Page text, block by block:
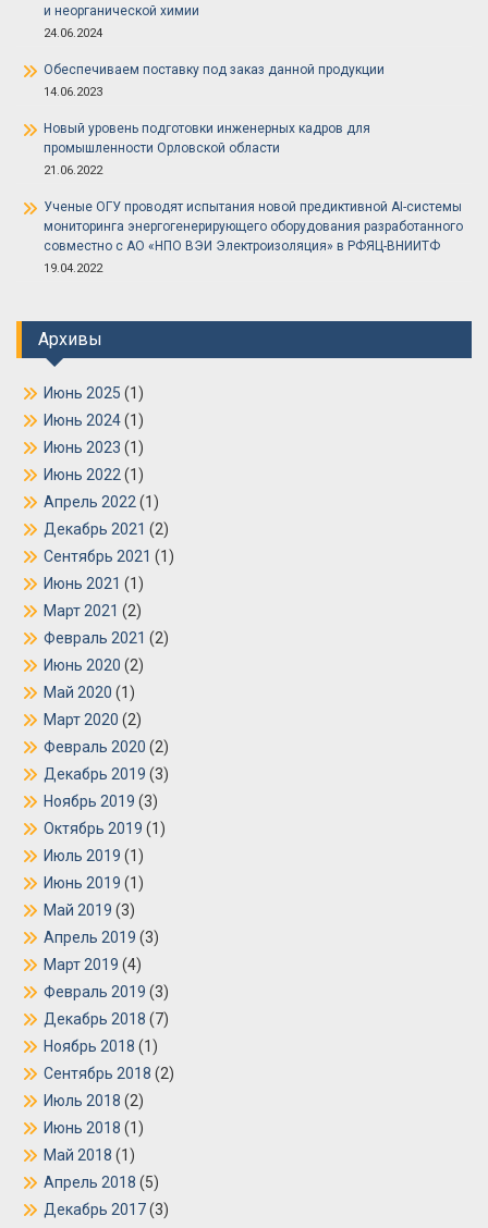
и неорганической химии
24.06.2024
Обеспечиваем поставку под заказ данной продукции
14.06.2023
Новый уровень подготовки инженерных кадров для
промышленности Орловской области
21.06.2022
Ученые ОГУ проводят испытания новой предиктивной AI-системы
мониторинга энергогенерирующего оборудования разработанного
совместно с АО «НПО ВЭИ Электроизоляция» в РФЯЦ-ВНИИТФ
19.04.2022
Архивы
Июнь 2025 (1)
Июнь 2024(1)
Июнь 2023 (1)
Июнь 2022 (1)
Апрель 2022 (1)
Декабрь 2021 (2)
Сентябрь 2021 (1)
Июнь 2021 (1)
Март 2021 (2)
Февраль 2021 (2)
Июнь 2020 (2)
Май 2020 (1)
Март 2020 (2)
Февраль 2020 (2)
Декабрь 2019 (3)
Ноябрь 2019 (3)
Октябрь 2019 (1)
Июль 2019 (1)
Июнь 2019 (1)
Май 2019 (3)
Апрель 2019 (3)
Март 2019 (4)
Февраль 2019 (3)
Декабрь 2018 (7)
Ноябрь 2018 (1)
Сентябрь 2018 (2)
Июль 2018 (2)
Июнь 2018 (1)
Май 2018 (1)
Апрель 2018 (5)
Декабрь 2017(3)